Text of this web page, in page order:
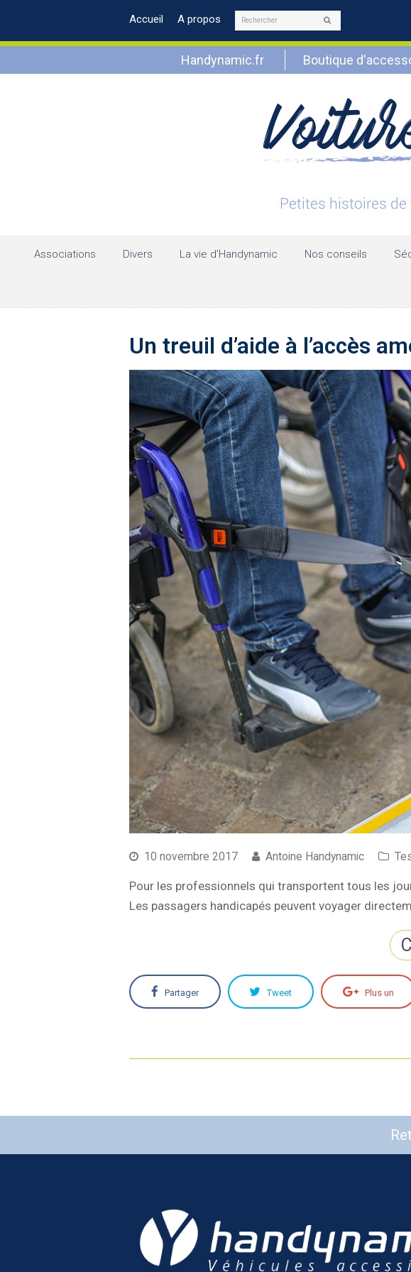
Accueil A propos Rechercher
Handynamic.fr Boutique
Associations Divers La vie d’Handynamic Nos conseils
Un treuil d’aide à l’accès
10 novembre 2017 Antoine Handynamic
Pour les professionnels qui transportent tous les
Les passagers handicapés peuvent voyager
Partager Tweet Plus un